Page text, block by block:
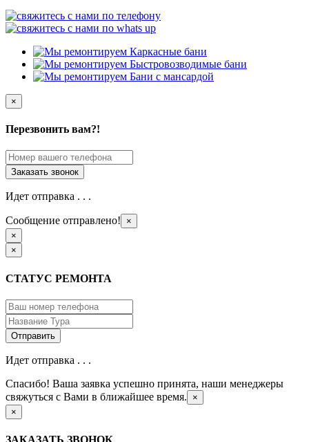
×
Перезвонить вам?!
Идет отправка . . .
Сообщение отправлено!
×
×
×
СТАТУС РЕМОНТА
Идет отправка . . .
Спасибо! Ваша заявка успешно принята, наши менеджеры
свяжуться с Вами в ближайшее время.
×
×